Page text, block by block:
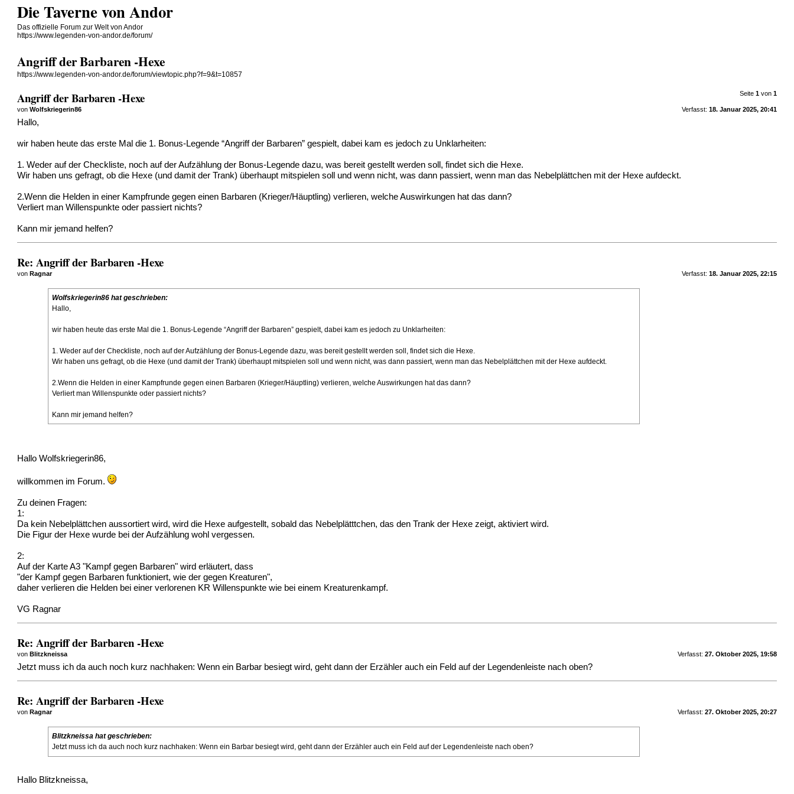
Die Taverne von Andor
Das offizielle Forum zur Welt von Andor
https://www.legenden-von-andor.de/forum/
Angriff der Barbaren -Hexe
https://www.legenden-von-andor.de/forum/viewtopic.php?f=9&t=10857
Seite 1von 1
Angriff der Barbaren -Hexe
Verfasst: 18. Januar 2025, 20:41
vonWolfskriegerin86
Hallo,
wir haben heute das erste Mal die 1. Bonus-Legende “Angriff der Barbaren” gespielt, dabei kam es jedoch zu Unklarheiten:
1. Weder auf der Checkliste, noch auf der Aufzählung der Bonus-Legende dazu, was bereit gestellt werden soll, findet sich die Hexe.
Wir haben uns gefragt, ob die Hexe (und damit der Trank) überhaupt mitspielen soll und wenn nicht, was dann passiert, wenn man das Nebelplättchen mit der Hexe aufdeckt.
2.Wenn die Helden in einer Kampfrunde gegen einen Barbaren (Krieger/Häuptling) verlieren, welche Auswirkungen hat das dann?
Verliert man Willenspunkte oder passiert nichts?
Kann mir jemand helfen?
Re: Angriff der Barbaren -Hexe
Verfasst: 18. Januar 2025, 22:15
vonRagnar
Wolfskriegerin86 hat geschrieben:
Hallo,
wir haben heute das erste Mal die 1. Bonus-Legende “Angriff der Barbaren” gespielt, dabei kam es jedoch zu Unklarheiten:
1. Weder auf der Checkliste, noch auf der Aufzählung der Bonus-Legende dazu, was bereit gestellt werden soll, findet sich die Hexe.
Wir haben uns gefragt, ob die Hexe (und damit der Trank) überhaupt mitspielen soll und wenn nicht, was dann passiert, wenn man das Nebelplättchen mit der Hexe aufdeckt.
2.Wenn die Helden in einer Kampfrunde gegen einen Barbaren (Krieger/Häuptling) verlieren, welche Auswirkungen hat das dann?
Verliert man Willenspunkte oder passiert nichts?
Kann mir jemand helfen?
Hallo Wolfskriegerin86,
willkommen im Forum.
Zu deinen Fragen:
1:
Da kein Nebelplättchen aussortiert wird, wird die Hexe aufgestellt, sobald das Nebelplätttchen, das den Trank der Hexe zeigt, aktiviert wird.
Die Figur der Hexe wurde bei der Aufzählung wohl vergessen.
2:
Auf der Karte A3 "Kampf gegen Barbaren" wird erläutert, dass
"der Kampf gegen Barbaren funktioniert, wie der gegen Kreaturen",
daher verlieren die Helden bei einer verlorenen KR Willenspunkte wie bei einem Kreaturenkampf.
VG Ragnar
Re: Angriff der Barbaren -Hexe
Verfasst: 27. Oktober 2025, 19:58
vonBlitzkneissa
Jetzt muss ich da auch noch kurz nachhaken: Wenn ein Barbar besiegt wird, geht dann der Erzähler auch ein Feld auf der Legendenleiste nach oben?
Re: Angriff der Barbaren -Hexe
Verfasst: 27. Oktober 2025, 20:27
vonRagnar
Blitzkneissa hat geschrieben:
Jetzt muss ich da auch noch kurz nachhaken: Wenn ein Barbar besiegt wird, geht dann der Erzähler auch ein Feld auf der Legendenleiste nach oben?
Hallo Blitzkneissa,